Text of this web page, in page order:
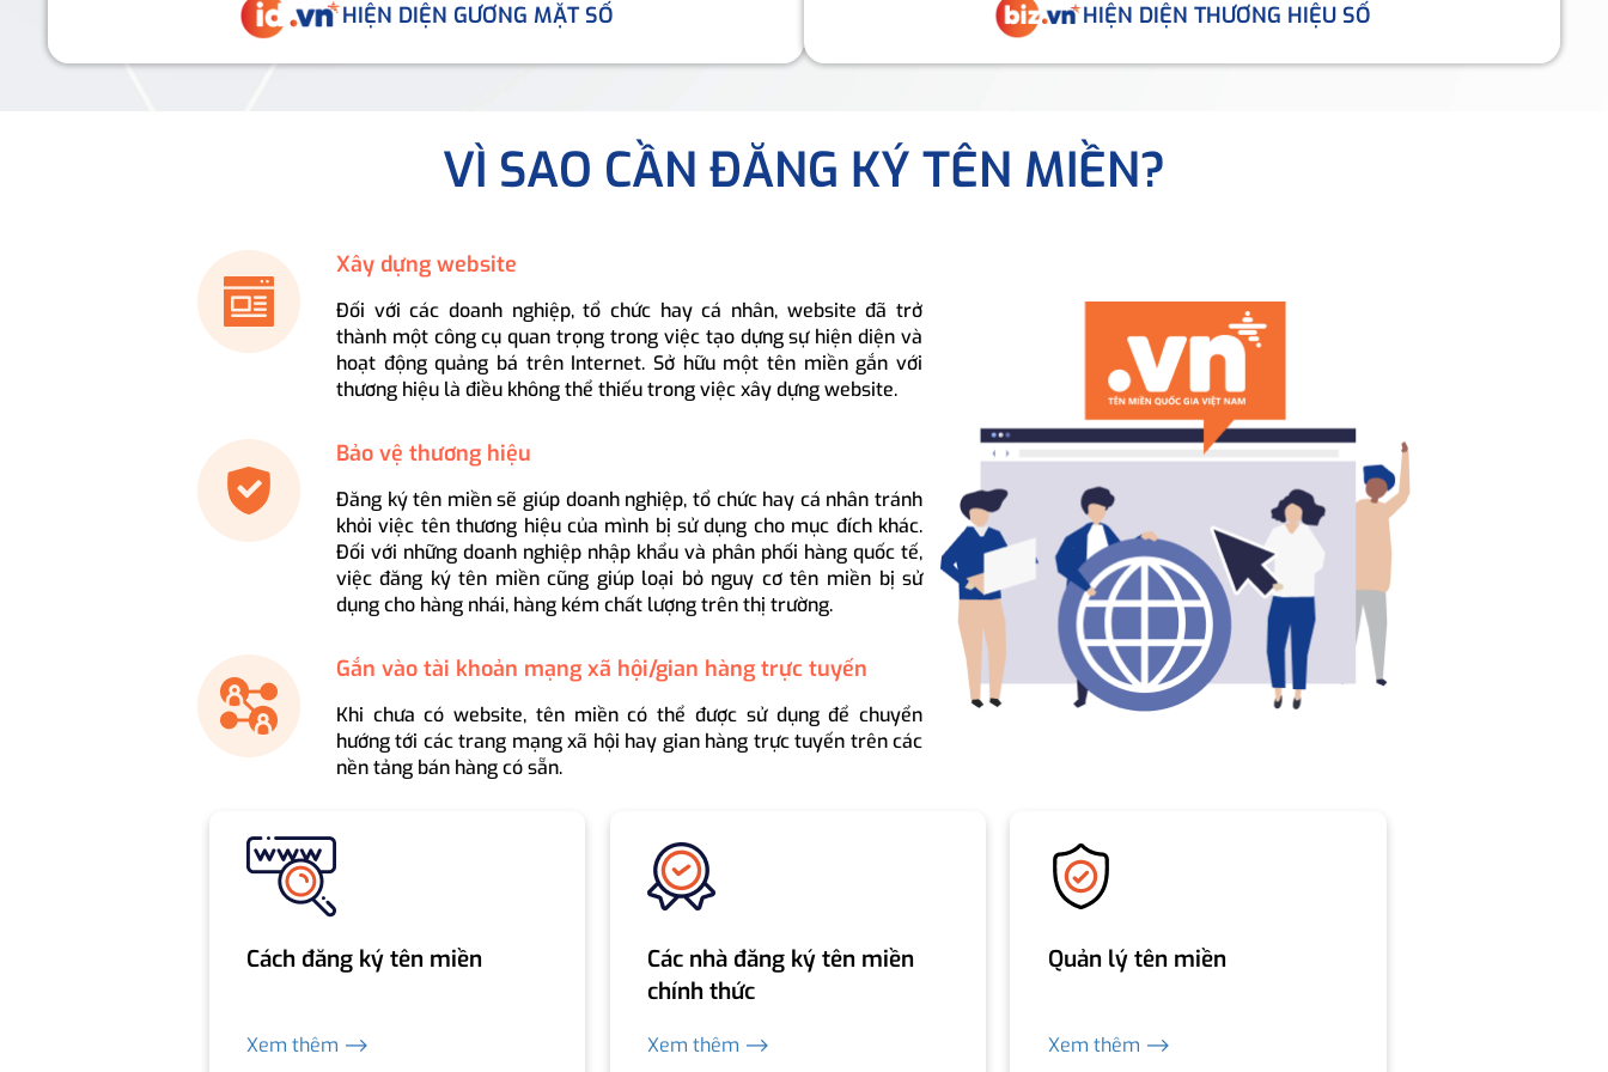
HIỆN DIỆN GƯƠNG MẶT SỐ HIỆN DIỆN THƯƠNG HIỆU SỐ
VÌ SAO CẦN ĐĂNG KÝ TÊN MIỀN?
Xây dựng website
Đối với các doanh nghiệp, tổ chức hay cá nhân, website đã trở
thành một công cụ quan trọng trong việc tạo dựng sự hiện diện và
hoạt động quảng bá trên Internet. Sở hữu một tên miền gắn với
thương hiệu là điều không thể thiếu trong việc xây dựng website.
Bảo vệ thương hiệu
Đăng ký tên miền sẽ giúp doanh nghiệp, tổ chức hay cá nhân tránh
khỏi việc tên thương hiệu của mình bị sử dụng cho mục đích khác.
Đối với những doanh nghiệp nhập khẩu và phân phối hàng quốc tế,
việc đăng ký tên miền cũng giúp loại bỏ nguy cơ tên miền bị sử
dụng cho hàng nhái, hàng kém chất lượng trên thị trường.
Gắn vào tài khoản mạng xã hội/gian hàng trực tuyến
Khi chưa có website, tên miền có thể được sử dụng để chuyển
hướng tới các trang mạng xã hội hay gian hàng trực tuyến trên các
nền tảng bán hàng có sẵn.
Cách đăng ký tên miền
Xem thêm ⟶
Các nhà đăng ký tên miền
chính thức
Xem thêm ⟶
Quản lý tên miền
Xem thêm ⟶